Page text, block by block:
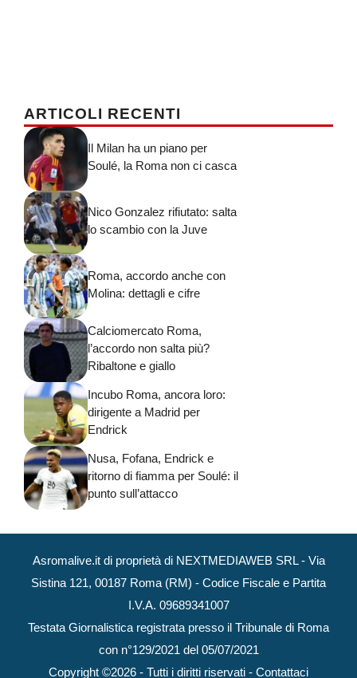
ARTICOLI RECENTI
Il Milan ha un piano per
Soulé, la Roma non ci casca
Nico Gonzalez rifiutato: salta
lo scambio con la Juve
Roma, accordo anche con
Molina: dettagli e cifre
Calciomercato Roma,
l’accordo non salta più?
Ribaltone e giallo
Incubo Roma, ancora loro:
dirigente a Madrid per
Endrick
Nusa, Fofana, Endrick e
ritorno di fiamma per Soulé: il
punto sull’attacco
Asromalive.it di proprietà di NEXTMEDIAWEB SRL - Via
Sistina 121, 00187 Roma (RM) - Codice Fiscale e Partita
I.V.A. 09689341007
Testata Giornalistica registrata presso il Tribunale di Roma
con n°129/2021 del 05/07/2021
Copyright ©2026 - Tutti i diritti riservati - Contattaci